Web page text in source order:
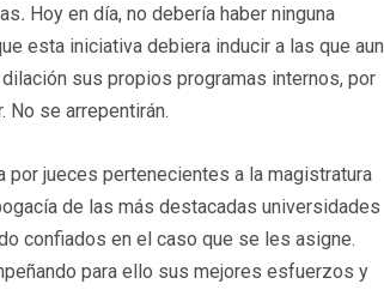
. Hoy en día, no debería haber ninguna
esta iniciativa debiera inducir a las que aun
sus propios programas internos, por
No se arrepentirán.
por jueces pertenecientes a la magistratura
de las más destacadas universidades
confiados en el caso que se les asigne.
para ello sus mejores esfuerzos y